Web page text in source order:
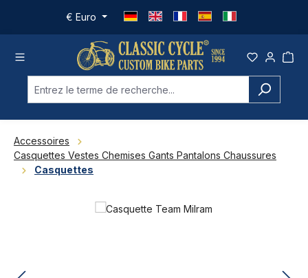
Passer au contenu principal
€ Euro
Accessoires
Casquettes Vestes Chemises Gants Pantalons Chaussures
Casquettes
Ignorer la galerie d'images